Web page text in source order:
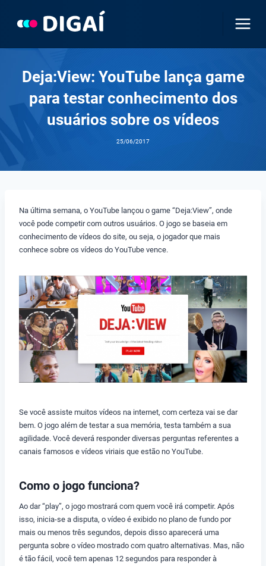
Deja:View: YouTube lança game
para testar conhecimento dos
usuários sobre os vídeos
25/06/2017
Na última semana, o YouTube lançou o game “Deja:View”, onde
você pode competir com outros usuários. O jogo se baseia em
conhecimento de vídeos do site, ou seja, o jogador que mais
conhece sobre os vídeos do YouTube vence.
Se você assiste muitos vídeos na internet, com certeza vai se dar
bem. O jogo além de testar a sua memória, testa também a sua
agilidade. Você deverá responder diversas perguntas referentes a
canais famosos e vídeos viriais que estão no YouTube.
Como o jogo funciona?
Ao dar “play”, o jogo mostrará com quem você irá competir. Após
isso, inicia-se a disputa, o vídeo é exibido no plano de fundo por
mais ou menos três segundos, depois disso aparecerá uma
pergunta sobre o vídeo mostrado com quatro alternativas. Mas, não
é tão fácil, você tem apenas 12 segundos para responder à